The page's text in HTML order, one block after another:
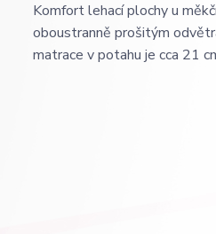
Komfort lehací plochy u
oboustranně prošitým
matrace v potahu je cca 21